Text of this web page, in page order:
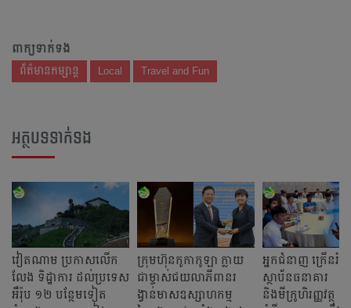
ពាក្យទាក់ទង
ព័ត៌មានកម្សាន្ត Local Travel and Fun
អត្ថបទទាក់ទង
វៀតណាម ប្រកាសលើក
លែង ទិដ្ឋាការ ដល់ប្រទេស
អឺរ៉ុប ១២ បន្ថែមទៀត
ក្រុមហ៊ុនកូកាកូឡា ក្លាយ
ជាម្ចាស់ជយលាភីពានរ
ង្វាន់មាសឧស្សាហកម្ម
អ្នកជំនាញ ក្រើនរំ
ស្ថាប័នធនាគារ
និងមីក្រូហិរញ្ញវត្ថុ ក្